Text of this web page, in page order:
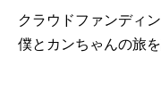
クラウドファンディ
僕とカンちゃんの旅